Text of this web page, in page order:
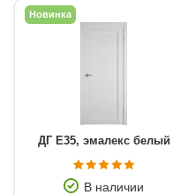
Новинка
ДГ E35, эмалекс белый
В наличии